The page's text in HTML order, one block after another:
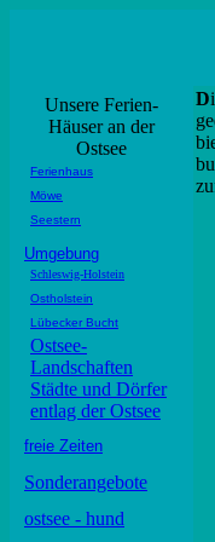
Unsere Ferien-
Häuser an der
Ostsee
Ferienhaus
Möwe
Seestern
Umgebung
Schleswig-Holstein
Ostholstein
Lübecker Bucht
Ostsee-
Landschaften
Städte und Dörfer
entlag der Ostsee
freie Zeiten
Sonderangebote
ostsee - hund
D